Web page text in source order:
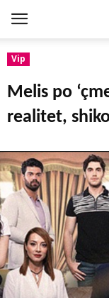
Vip
Melis po
realitet,